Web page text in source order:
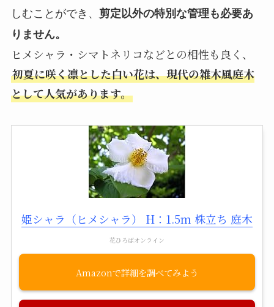
しむことができ、 剪定以外の特別な管理も必要あ
りません。
ヒメシャラ・シマトネリコなどとの相性も良く、
初夏に咲く凛とした白い花は、現代の雑木風庭木
として人気があります。
姫シャラ（ヒメシャラ） H：1.5m 株立ち 庭木
花ひろばオンライン
Amazon